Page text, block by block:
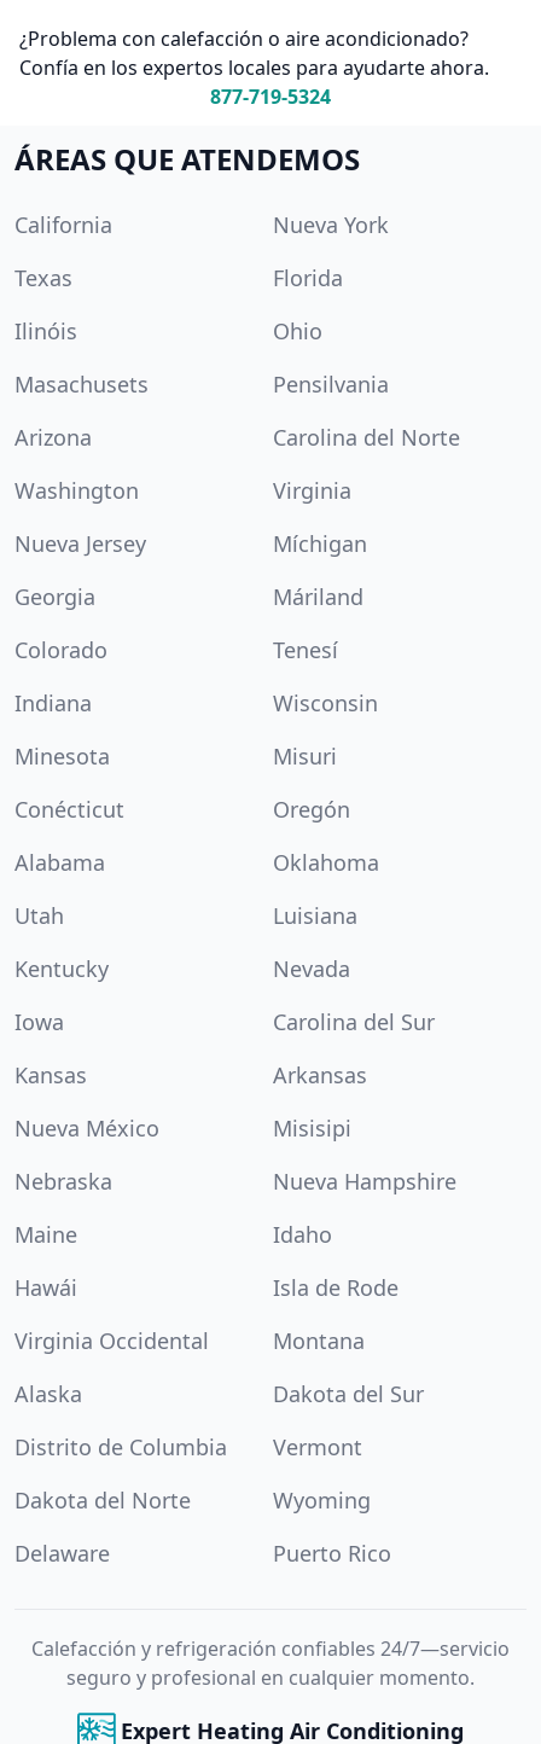
¿Problema con calefacción o aire acondicionado?
Confía en los expertos locales para ayudarte ahora.
877-719-5324
ÁREAS QUE ATENDEMOS
California
Nueva York
Texas
Florida
Ilinóis
Ohio
Masachusets
Pensilvania
Arizona
Carolina del Norte
Washington
Virginia
Nueva Jersey
Míchigan
Georgia
Máriland
Colorado
Tenesí
Indiana
Wisconsin
Minesota
Misuri
Conécticut
Oregón
Alabama
Oklahoma
Utah
Luisiana
Kentucky
Nevada
Iowa
Carolina del Sur
Kansas
Arkansas
Nueva México
Misisipi
Nebraska
Nueva Hampshire
Maine
Idaho
Hawái
Isla de Rode
Virginia Occidental
Montana
Alaska
Dakota del Sur
Distrito de Columbia
Vermont
Dakota del Norte
Wyoming
Delaware
Puerto Rico
Calefacción y refrigeración confiables 24/7—servicio
seguro y profesional en cualquier momento.
Expert Heating Air Conditioning